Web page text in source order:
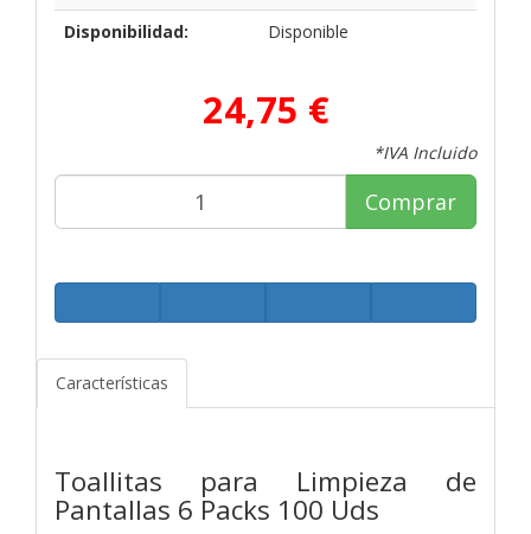
Disponibilidad:
Disponible
24,75 €
*IVA Incluido
Comprar
Características
Toallitas para Limpieza de
Pantallas 6 Packs 100 Uds